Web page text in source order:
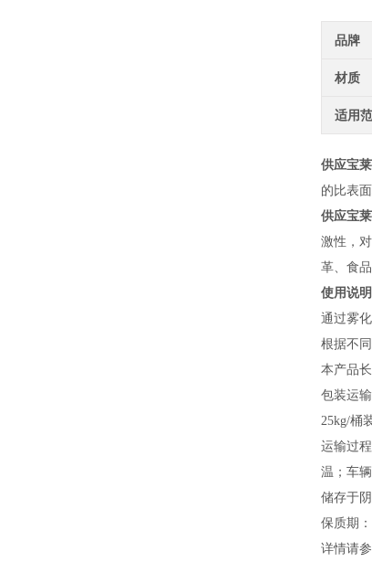
品牌
材质
适用
供应宝
的比表
供应宝
激性，
革、食
使用说明
通过雾
根据不
本产品
包装运输
25kg/桶
运输过
温；车
储存于
保质期：
详情请